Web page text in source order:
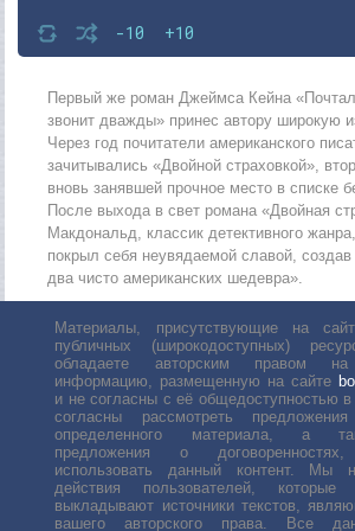
-10 +10
Первый же роман Джеймса Кейна
звонит дважды» принес автору широкую
Через год почитатели американского
зачитывались «Двойной страховкой»,
вновь занявшей прочное место в списке
После выхода в свет романа «Двойная
Макдональд, классик детективного
покрыл себя неувядаемой славой,
два чисто американских шедевра».
Материалы, присутствующие на
публичных (широкодоступных)
обладаете авторским правом
информацию, размещенную на сайте
и не согласны с её общедоступностью
согласны рассмотреть
определенного материала, а
предложения о
использовать данный контент. Мы
действия пользователей, которые
выкладывают источники текстов,
вашего авторского права. Все